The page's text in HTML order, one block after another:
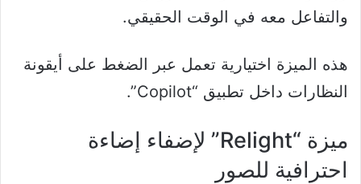
والتفاعل معه في الوقت الحقيقي.
هذه الميزة اختيارية تعمل عبر الضغط على أيقونة
النظارات داخل تطبيق “Copilot”.
ميزة “Relight” لإضفاء إضاءة
احترافية للصور